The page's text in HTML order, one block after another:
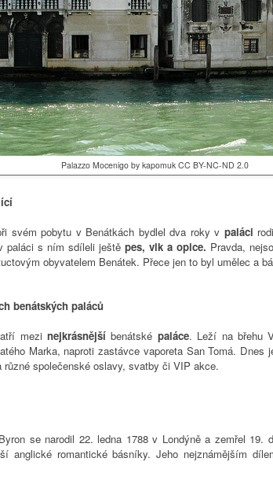
Palazzo Mocenigo by kapomuk CC BY-NC-ND 2.0
svém pobytu v Benátkách bydlel dva roky v paláci
paláci s ním sdíleli ještě pes, vlk a opice. Pravda,
obyvatelem Benátek. Přece jen to byl umělec a
benátských paláců
mezinejkrásnější benátské paláce. Leží na břehu
Marka, naproti zastávce vaporeta San Tomá. Dnes
různé společenské oslavy, svatby či VIP akce.
se narodil 22. ledna 1788 v Londýně a zemřel 19.
anglické romantické básníky. Jeho nejznámějším